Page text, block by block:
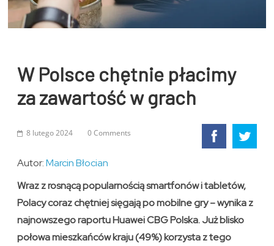
W Polsce chętnie płacimy
za zawartość w grach
8 lutego 2024 0 Comments
Autor:Marcin Błocian
Wraz z rosnącą popularnością smartfonów i tabletów,
Polacy coraz chętniej sięgają po mobilne gry – wynika z
najnowszego raportu Huawei CBG Polska. Już blisko
połowa mieszkańców kraju (49%) korzysta z tego